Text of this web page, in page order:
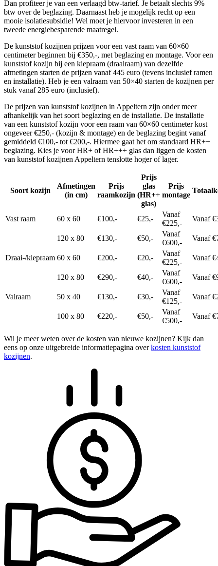
Dan profiteer je van een verlaagd btw-tarief. Je betaalt slechts 9%
btw over de beglazing. Daarnaast heb je mogelijk recht op een
mooie isolatiesubsidie! Wel moet je hiervoor investeren in een
tweede energiebesparende maatregel.
De kunststof kozijnen prijzen voor een vast raam van 60×60
centimeter beginnen bij €350,-, met beglazing en montage. Voor een
kunststof kozijn bij een kiepraam (draairaam) van dezelfde
afmetingen starten de prijzen vanaf 445 euro (tevens inclusief ramen
en installatie). Heb je een valraam van 50×40 starten de kozijnen per
stuk vanaf 285 euro (inclusief).
De prijzen van kunststof kozijnen in Appeltern zijn onder meer
afhankelijk van het soort beglazing en de installatie. De installatie
van een kunststof kozijn voor een raam van 60×60 centimeter kost
ongeveer €250,- (kozijn & montage) en de beglazing begint vanaf
gemiddeld €100,- tot €200,-. Hiermee gaat het om standaard HR++
beglazing. Kies je voor HR+ of HR+++ glas dan liggen de kosten
van kunststof kozijnen Appeltern tenslotte hoger of lager.
Soort kozijn
Afmetingen
(in cm)
Prijs
raamkozijn
Prijs
glas
(HR++
glas)
Prijs
montage
Vast raam 60 x 60 €100,- €25,-
Vanaf
€225,-
Vanaf
120 x 80 €130,- €50,-
Vanaf
€600,-
Vanaf
Draai-/kiepraam 60 x 60 €200,- €20,-
Vanaf
€225,-
Vanaf
120 x 80 €290,- €40,-
Vanaf
€600,-
Vanaf
Valraam 50 x 40 €130,- €30,-
Vanaf
€125,-
Vanaf
100 x 80 €220,- €50,-
Vanaf
€500,-
Vanaf
Wil je meer weten over de kosten van nieuwe kozijnen? Kijk dan
eens op onze uitgebreide informatiepagina overkosten kunststof
kozijnen.